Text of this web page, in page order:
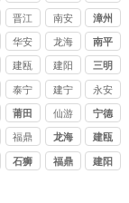
晋江 南安 漳州
华安 龙海 南平
建瓯 建阳 三明
泰宁 建宁 永安
莆田 仙游 宁德
福鼎 龙海 建瓯
石狮 福鼎 建阳